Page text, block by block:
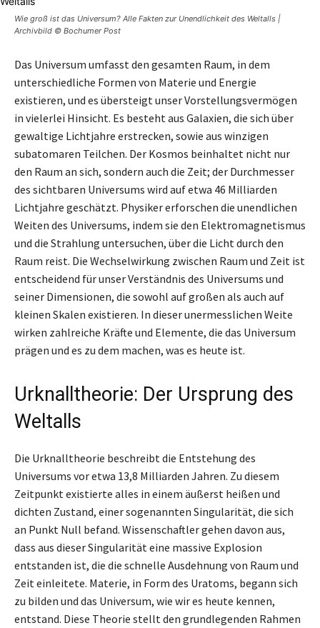
Wie groß ist das Universum? Alle Fakten zur Unendlichkeit des Weltalls |
Archivbild © Bochumer Post
Das Universum umfasst den gesamten Raum, in dem
unterschiedliche Formen von Materie und Energie
existieren, und es übersteigt unser Vorstellungsvermögen
in vielerlei Hinsicht. Es besteht aus Galaxien, die sich über
gewaltige Lichtjahre erstrecken, sowie aus winzigen
subatomaren Teilchen. Der Kosmos beinhaltet nicht nur
den Raum an sich, sondern auch die Zeit; der Durchmesser
des sichtbaren Universums wird auf etwa 46 Milliarden
Lichtjahre geschätzt. Physiker erforschen die unendlichen
Weiten des Universums, indem sie den Elektromagnetismus
und die Strahlung untersuchen, über die Licht durch den
Raum reist. Die Wechselwirkung zwischen Raum und Zeit ist
entscheidend für unser Verständnis des Universums und
seiner Dimensionen, die sowohl auf großen als auch auf
kleinen Skalen existieren. In dieser unermesslichen Weite
wirken zahlreiche Kräfte und Elemente, die das Universum
prägen und es zu dem machen, was es heute ist.
Urknalltheorie: Der Ursprung des
Weltalls
Die Urknalltheorie beschreibt die Entstehung des
Universums vor etwa 13,8 Milliarden Jahren. Zu diesem
Zeitpunkt existierte alles in einem äußerst heißen und
dichten Zustand, einer sogenannten Singularität, die sich
an Punkt Null befand. Wissenschaftler gehen davon aus,
dass aus dieser Singularität eine massive Explosion
entstanden ist, die die schnelle Ausdehnung von Raum und
Zeit einleitete. Materie, in Form des Uratoms, begann sich
zu bilden und das Universum, wie wir es heute kennen,
entstand. Diese Theorie stellt den grundlegenden Rahmen